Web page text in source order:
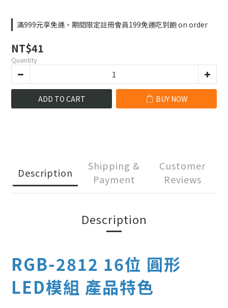
滿999元享免運，期間限定註冊會員199免運吃到飽 on order
NT$41
Quantity
ADD TO CART BUY NOW
Description
Shipping &
Payment
Customer
Reviews
Description
RGB-2812 16位 圓形
LED模組 產品特色